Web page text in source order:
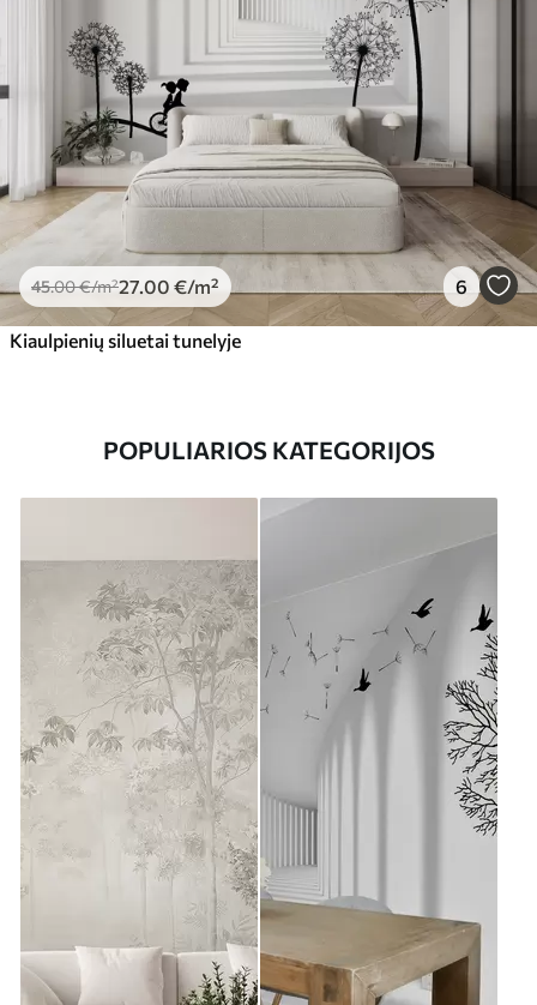
45.00€/m²27 .00 €/m² 6
Kiaulpienių siluetai tunelyje
POPULIARIOS KATEGORIJOS